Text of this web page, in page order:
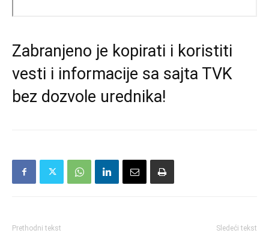
Zabranjeno je kopirati i koristiti
vesti i informacije sa sajta TVK
bez dozvole urednika!
Prethodni tekst Sledeći tekst